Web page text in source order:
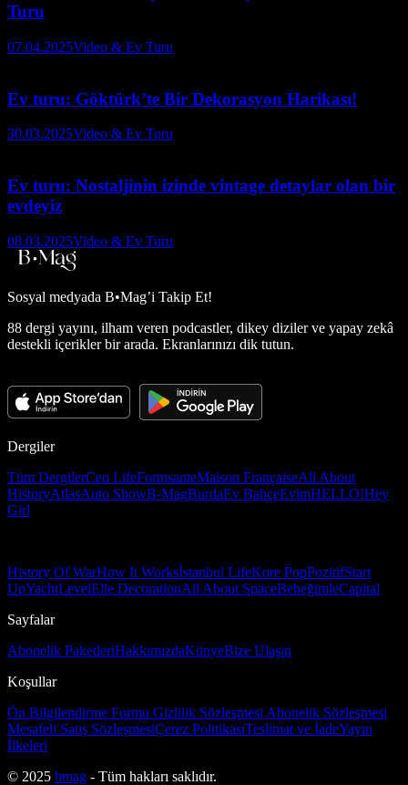
Turu
07.04.2025Video & Ev Turu
Ev turu: Göktürk’te Bir Dekorasyon Harikası!
30.03.2025Video & Ev Turu
Ev turu: Nostaljinin izinde vintage detaylar olan bir
evdeyiz
08.03.2025Video & Ev Turu
Sosyal medyada B•Mag’i Takip Et!
88 dergi yayını, ilham veren podcastler, dikey diziler ve yapay zekâ
destekli içerikler bir arada. Ekranlarınızı dik tutun.
Dergiler
Tüm DergilerCeo LifeFormsanteMaison FrançaiseAll About
HistoryAtlasAuto ShowB-MagBurdaEv BahçeEvimHELLO!Hey
Girl
History Of WarHow It Worksİstanbul LifeKore PopPozitifStart
UpYachtLevelElle DecorationAll About SpaceBebeğimleCapital
Sayfalar
Abonelik PaketleriHakkımızdaKünyeBize Ulaşın
Koşullar
Ön Bilgilendirme Formu Gizlilik Sözleşmesi Abonelik Sözleşmesi
Mesafeli Satış SözleşmesiÇerez PolitikasıTeslimat ve İadeYayın
İlkeleri
© 2025 bmag - Tüm hakları saklıdır.